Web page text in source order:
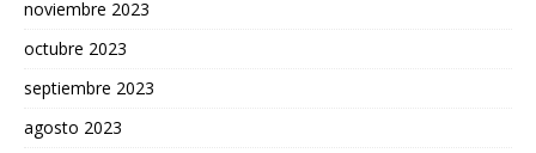
noviembre 2023
octubre 2023
septiembre 2023
agosto 2023